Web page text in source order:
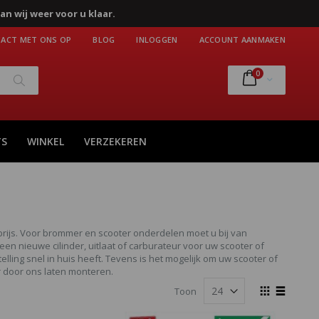
wij weer voor u klaar.
MET ONS OP BLOG INLOGGEN ACCOUNT AANMAKEN
Cart
0producten
WINKEL VERZEKEREN
Voor brommer en scooter onderdelen moet u bij van
nieuwe cilinder, uitlaat of carburateur voor uw scooter of
snel in huis heeft. Tevens is het mogelijk om uw scooter of
ons laten monteren.
Tonen
Toon